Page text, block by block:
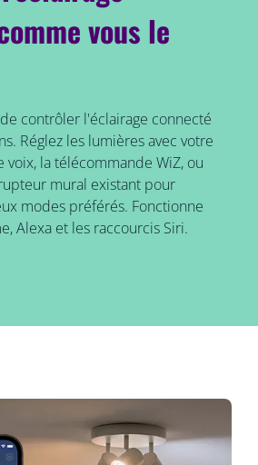
vous le
contrôler l'éclairage connecté
Réglez les lumières avec votre
voix, la télécommande WiZ, ou
mural existant pour
modes préférés. Fonctionne
Alexa et les raccourcis Siri.